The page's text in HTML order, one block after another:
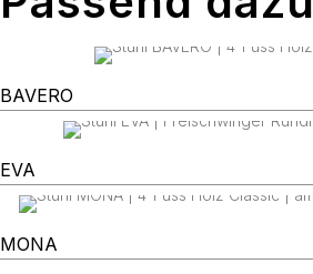
BAVERO
EVA
MONA